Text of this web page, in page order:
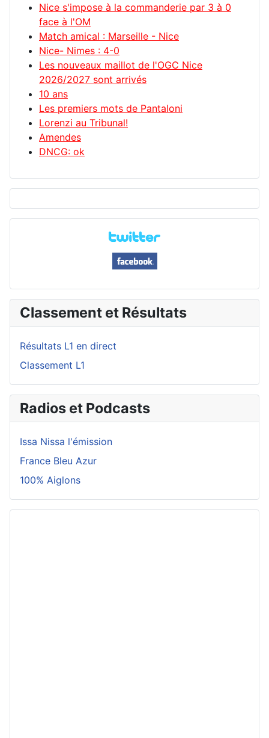
Nice s'impose à la commanderie par 3 à 0
face à l'OM
Match amical : Marseille - Nice
Nice- Nimes : 4-0
Les nouveaux maillot de l'OGC Nice
2026/2027 sont arrivés
10 ans
Les premiers mots de Pantaloni
Lorenzi au Tribunal!
Amendes
DNCG: ok
Classement et Résultats
Résultats L1 en direct
Classement L1
Radios et Podcasts
Issa Nissa l'émission
France Bleu Azur
100% Aiglons